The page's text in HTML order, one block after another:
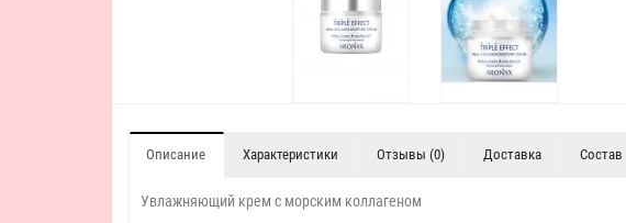
Описание Характеристики Отзывы (0) Доставка Состав
Увлажняющий крем с морским коллагеном